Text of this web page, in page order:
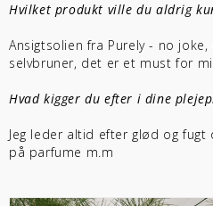
Hvilket produkt ville du aldrig
Ansigtsolien fra Purely - no
selvbruner, det er et must for
Hvad kigger du efter i dine
Jeg leder altid efter glød og
på parfume m.m